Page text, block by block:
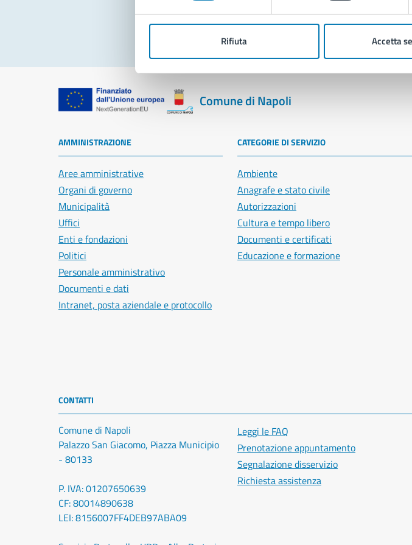
Rifiuta Accetta
Segnala disservizio
Comune di Napoli
AMMINISTRAZIONE
Aree amministrative
Organi di governo
Municipalità
Uffici
Enti e fondazioni
Politici
Personale amministrativo
Documenti e dati
Intranet, posta aziendale e protocollo
CATEGORIE DI SERVIZIO
Ambiente
Anagrafe e stato civile
Autorizzazioni
Cultura e tempo libero
Documenti e certificati
Educazione e formazione
CONTATTI
Comune di Napoli
Palazzo San Giacomo, Piazza Municipio
- 80133
P. IVA: 01207650639
CF: 80014890638
LEI: 8156007FF4DEB97ABA09
Leggi le FAQ
Prenotazione appuntamento
Segnalazione disservizio
Richiesta assistenza